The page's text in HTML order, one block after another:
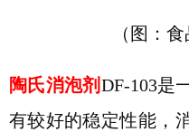
（图：
陶氏消泡剂 DF-103是
有较好的稳定性能，